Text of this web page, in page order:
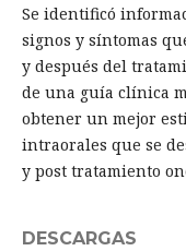
Se identificó
signos y síntomas
y después del
de una guía clínica
obtener un mejor
intraorales que se
y post tratamiento
DESCARGAS